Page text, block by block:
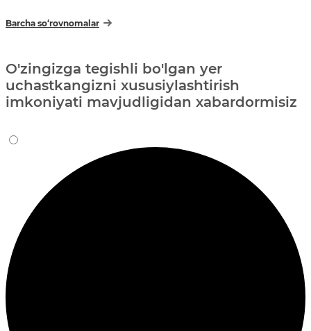
Barcha so‘rovnomalar
O'zingizga tegishli bo'lgan yer
uchastkangizni xususiylashtirish
imkoniyati mavjudligidan xabardormisiz